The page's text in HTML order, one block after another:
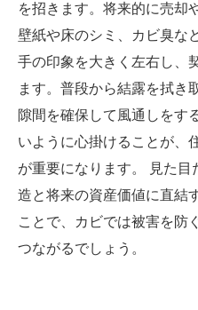
を招きます。将来的に売却
壁紙や床のシミ、カビ臭な
手の印象を大きく左右し、
ます。普段から結露を拭き
隙間を確保して風通しをす
いように心掛けることが、
が重要になります。 見た
造と将来の資産価値に直結
ことで、カビでは被害を防
つながるでしょう。